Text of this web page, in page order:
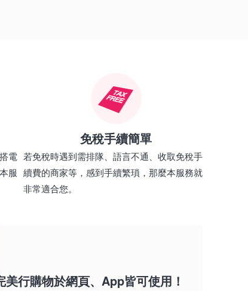
電
服
免稅手續簡單
若免稅時遇到需排隊、語言不通、收取免稅手
續費的商家等，感到手續繁瑣，那麼本服務就
非常適合您。
美行購物於網頁、App皆可使用！